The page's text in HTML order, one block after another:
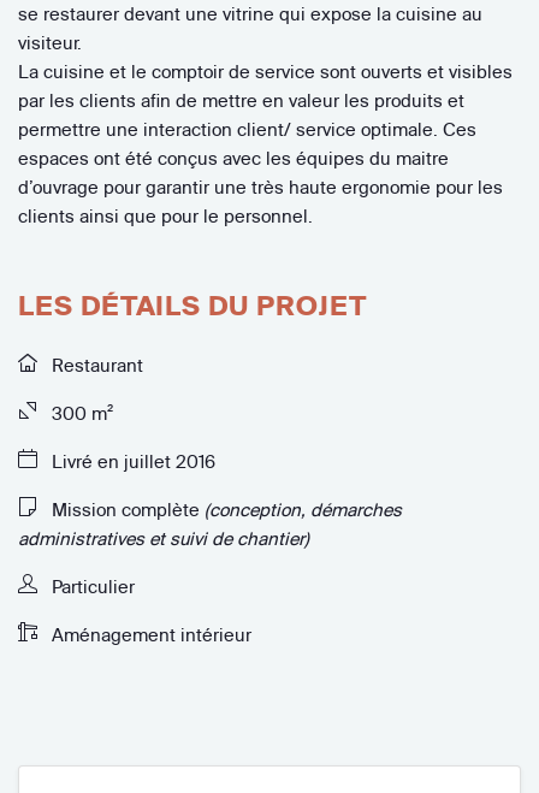
se restaurer devant une vitrine qui expose la cuisine au
visiteur.
La cuisine et le comptoir de service sont ouverts et visibles
par les clients afin de mettre en valeur les produits et
permettre une interaction client/ service optimale. Ces
espaces ont été conçus avec les équipes du maitre
d’ouvrage pour garantir une très haute ergonomie pour les
clients ainsi que pour le personnel.
LES DÉTAILS DU PROJET
Restaurant
300 m²
Livré en juillet 2016
Mission complète (conception, démarches
administratives et suivi de chantier)
Particulier
Aménagement intérieur